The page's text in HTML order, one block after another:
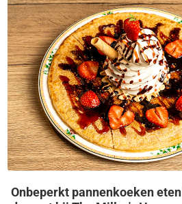
Onbeperkt pannenkoeken